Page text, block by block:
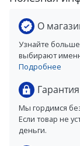
О
Узнайте
выбирают
Подробнее
Гарантия
Мы гордимся
Если товар не
деньги.